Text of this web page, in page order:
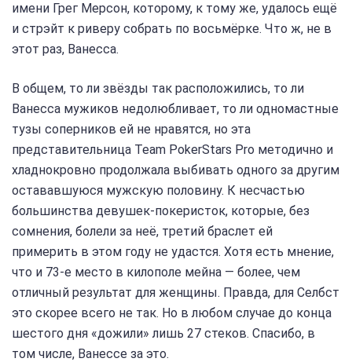
имени Грег Мерсон, которому, к тому же, удалось ещё
и стрэйт к риверу собрать по восьмёрке. Что ж, не в
этот раз, Ванесса.
В общем, то ли звёзды так расположились, то ли
Ванесса мужиков недолюбливает, то ли одномастные
тузы соперников ей не нравятся, но эта
представительница Team PokerStars Pro методично и
хладнокровно продолжала выбивать одного за другим
остававшуюся мужскую половину. К несчастью
большинства девушек-покеристок, которые, без
сомнения, болели за неё, третий браслет ей
примерить в этом году не удастся. Хотя есть мнение,
что и 73-е место в килополе мейна — более, чем
отличный результат для женщины. Правда, для Селбст
это скорее всего не так. Но в любом случае до конца
шестого дня «дожили» лишь 27 стеков. Спасибо, в
том числе, Ванессе за это.